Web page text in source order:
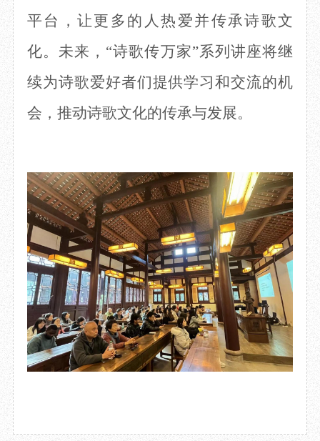
平台，让更多的人热爱并传承诗歌文
化。未来， “诗歌传万家”系列讲座将继
续为诗歌爱好者们提供学习和交流的机
会，推动诗歌文化的传承与发展。